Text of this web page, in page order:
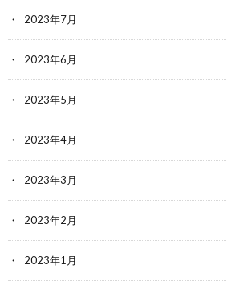
2023年7月
2023年6月
2023年5月
2023年4月
2023年3月
2023年2月
2023年1月